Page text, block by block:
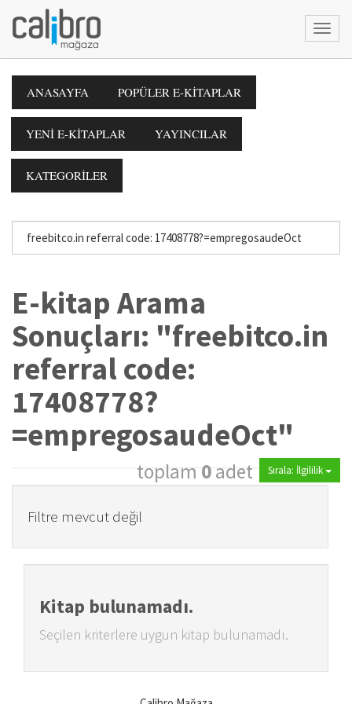
ANASAYFA POPÜLER E-KİTAPLAR
YENİ E-KİTAPLAR YAYINCILAR
KATEGORİLER
E-kitap Arama
Sonuçları: "freebitco.in
referral code:
17408778?
=empregosaudeOct"
toplam0adet Sırala: İlgililik
Filtre mevcut değil
Kitap bulunamadı.
Seçilen kriterlere uygun kitap bulunamadı.